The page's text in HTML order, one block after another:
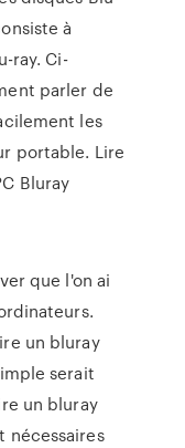
à
ray. Ci-
parler de
les
portable. Lire
Bluray
que l'on ai
un bluray
serait
un bluray
nécessaires